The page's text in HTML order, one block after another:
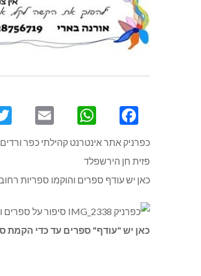
Facebook
WhatsApp
Email
כפרניק אתר אינטרנט קהילתי כפר
פזית חן הירשפלד
כאן יש עודף ספרים והוקמו ספריות
כאן יש "עודף" ספרים עד כדי הקמת